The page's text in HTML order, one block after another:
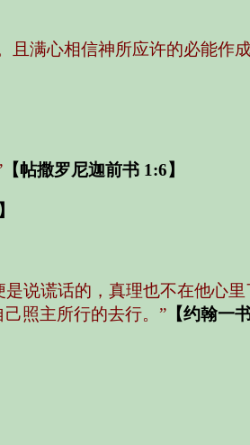
且满心相信神所应许的必能作
【帖撒罗尼迦前书 1:6】
说谎话的，真理也不在他心
照主所行的去行。” 【约翰一